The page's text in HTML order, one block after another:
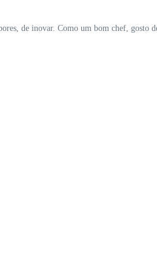
de inovar. Como um bom chef, gosto